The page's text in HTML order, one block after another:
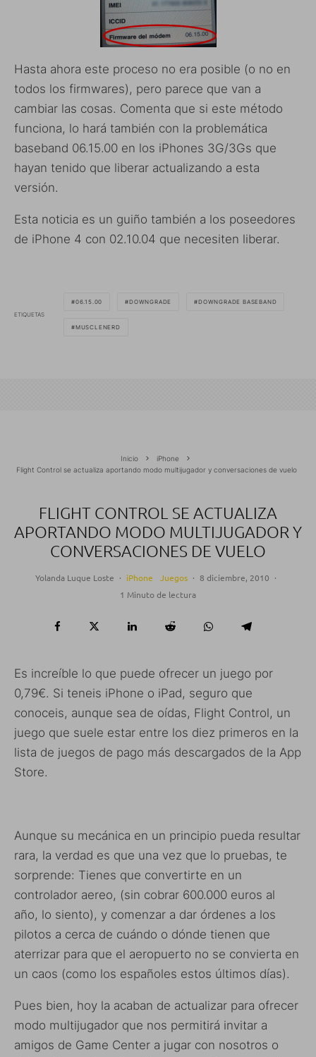
Hasta ahora este proceso no era posible (o no en
todos los firmwares), pero parece que van a
cambiar las cosas. Comenta que si este método
funciona, lo hará también con la problemática
baseband 06.15.00 en los iPhones 3G/3Gs que
hayan tenido que liberar actualizando a esta
versión.
Esta noticia es un guiño también a los poseedores
de iPhone 4 con 02.10.04 que necesiten liberar.
ETIQUETAS
06.15.00 DOWNGRADE DOWNGRADE BASEBAND
MUSCLENERD
Inicio
iPhone
Flight Control se actualiza aportando modo multijugador y conversaciones de vuelo
FLIGHT CONTROL SE ACTUALIZA
APORTANDO MODO MULTIJUGADOR Y
CONVERSACIONES DE VUELO
Yolanda Luque Loste · iPhone Juegos · 8 diciembre, 2010 ·
1 Minuto de lectura
Es increíble lo que puede ofrecer un juego por
0,79€. Si teneis iPhone o iPad, seguro que
conoceis, aunque sea de oídas, Flight Control, un
juego que suele estar entre los diez primeros en la
lista de juegos de pago más descargados de la App
Store.
Aunque su mecánica en un principio pueda resultar
rara, la verdad es que una vez que lo pruebas, te
sorprende: Tienes que convertirte en un
controlador aereo, (sin cobrar 600.000 euros al
año, lo siento), y comenzar a dar órdenes a los
pilotos a cerca de cuándo o dónde tienen que
aterrizar para que el aeropuerto no se convierta en
un caos (como los españoles estos últimos días).
Pues bien, hoy la acaban de actualizar para ofrecer
modo multijugador que nos permitirá invitar a
amigos de Game Center a jugar con nosotros o